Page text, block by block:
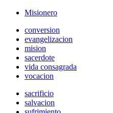
Misionero
conversion
evangelizacion
mision
sacerdote
vida consagrada
vocacion
sacrificio
salvacion